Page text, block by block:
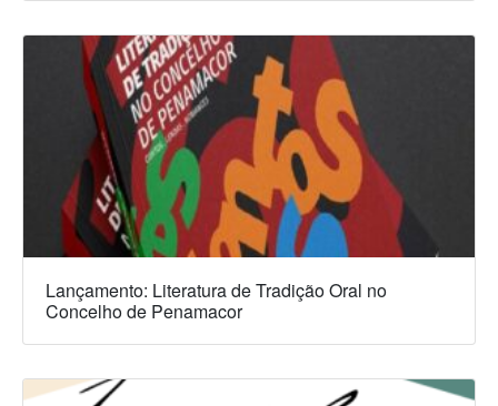
Lançamento: Literatura de Tradição Oral no
Concelho de Penamacor